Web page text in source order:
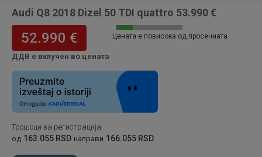
Audi Q8 2018 Dizel 50 TDI quattro 53.990 €
52.990 €
ДДВ е вклучен во цената
Цената е повисока од просечната
Трошоци за регистрација:
од 163.055 RSD направи 166.055 RSD